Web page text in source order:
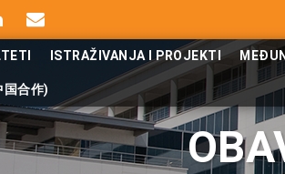
ISTRAŽIVANJA I PROJEKTI
国合作)